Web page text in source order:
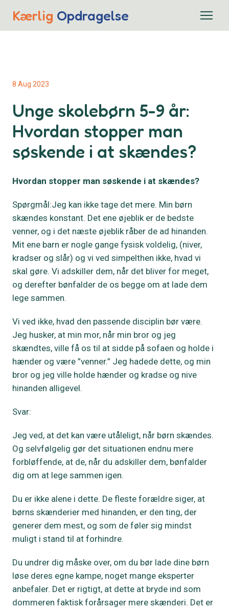
Kærlig Opdragelse
8 Aug 2023
Unge skolebørn 5-9 år:
Hvordan stopper man
søskende i at skændes?
Hvordan stopper man søskende i at skændes?
Spørgmål:Jeg kan ikke tage det mere. Min børn
skændes konstant. Det ene øjeblik er de bedste
venner, og i det næste øjeblik råber de ad hinanden.
Mit ene barn er nogle gange fysisk voldelig, (niver,
kradser og slår) og vi ved simpelthen ikke, hvad vi
skal gøre. Vi adskiller dem, når det bliver for meget,
og derefter bønfalder de os begge om at lade dem
lege sammen.
Vi ved ikke, hvad den passende disciplin bør være.
Jeg husker, at min mor, når min bror og jeg
skændtes, ville få os til at sidde på sofaen og holde i
hænder og være ”venner.” Jeg hadede dette, og min
bror og jeg ville holde hænder og kradse og nive
hinanden alligevel.
Svar:
Jeg ved, at det kan være utåleligt, når børn skændes.
Og selvfølgelig gør det situationen endnu mere
forbløffende, at de, når du adskiller dem, bønfalder
dig om at lege sammen igen.
Du er ikke alene i dette. De fleste forældre siger, at
børns skænderier med hinanden, er den ting, der
generer dem mest, og som de føler sig mindst
muligt i stand til at forhindre.
Du undrer dig måske over, om du bør lade dine børn
løse deres egne kampe, noget mange eksperter
anbefaler. Det er rigtigt, at dette at bryde ind som
dommeren faktisk forårsager mere skænderi. Det er